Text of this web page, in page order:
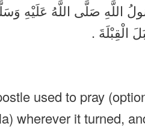
اللَّهِ صَلَّى اللَّهُ عَلَيْهِ
الْقِبْلَةَ .
used to pray
wherever it turned,